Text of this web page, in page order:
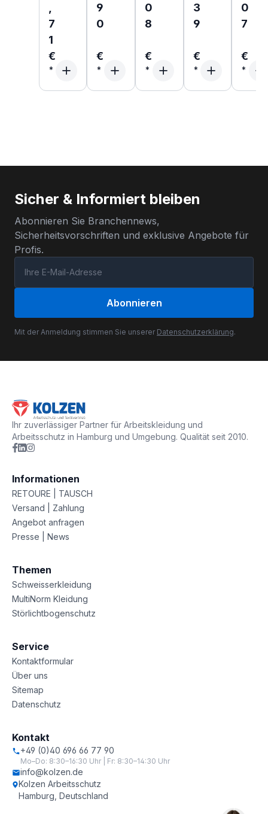
7
1
€
9
0
€
0
8
€
3
9
€
0
7
€
Sicher & Informiert bleiben
Abonnieren Sie Branchennews,
Sicherheitsvorschriften und exklusive Angebote für
Profis.
Abonnieren
Mit der Anmeldung stimmen Sie unserer Datenschutzerklärung.
Ihr zuverlässiger Partner für Arbeitskleidung und
Arbeitsschutz in Hamburg und Umgebung. Qualität seit 2010.
Informationen
RETOURE | TAUSCH
Versand | Zahlung
Angebot anfragen
Presse | News
Themen
Schweisserkleidung
MultiNorm Kleidung
Störlichtbogenschutz
Service
Kontaktformular
Über uns
Sitemap
Datenschutz
Kontakt
+49 (0)40 696 66 77 90
Mo–Do: 8:30–16:30 Uhr | Fr: 8:30–14:30 Uhr
info@kolzen.de
Kolzen Arbeitsschutz
Hamburg, Deutschland